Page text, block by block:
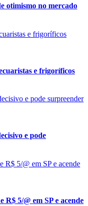
otimismo no mercado
e frigoríficos
e pode
R$ 5/@ em SP e acende